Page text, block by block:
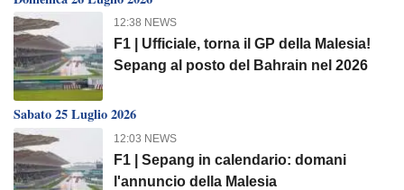
12:38 NEWS
F1 | Ufficiale, torna il GP della Malesia!
Sepang al posto del Bahrain nel 2026
Sabato 25 Luglio 2026
12:03 NEWS
F1 | Sepang in calendario: domani
l'annuncio della Malesia